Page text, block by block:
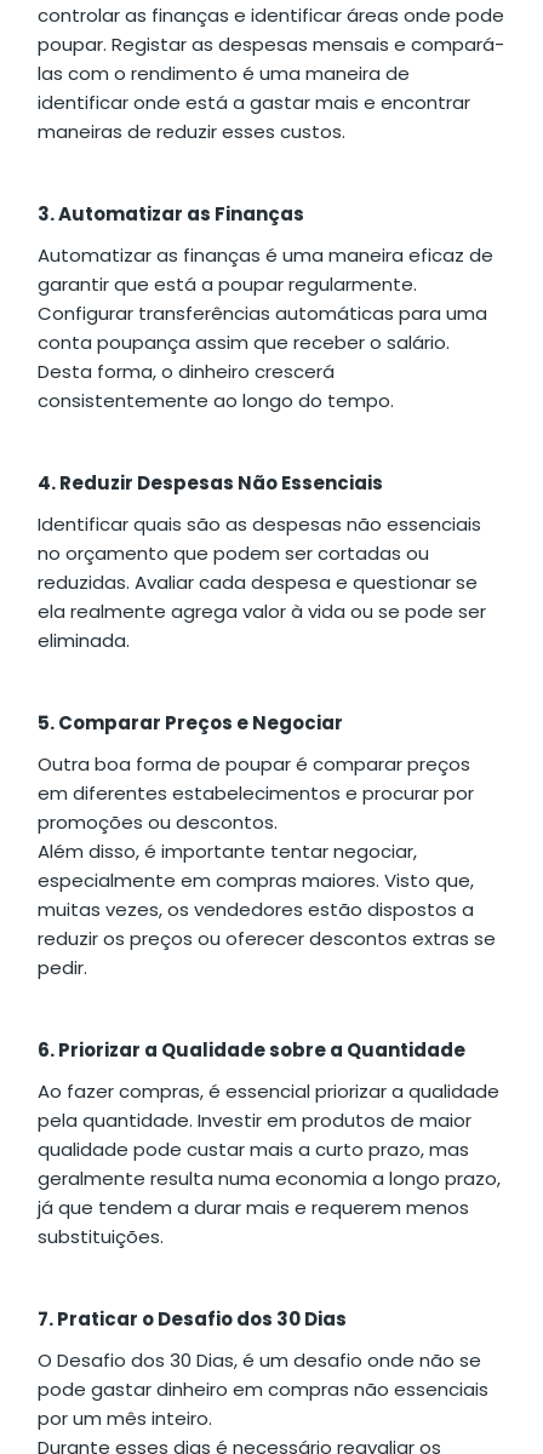
controlar as finanças e identificar áreas onde pode
poupar. Registar as despesas mensais e compará-
las com o rendimento é uma maneira de
identificar onde está a gastar mais e encontrar
maneiras de reduzir esses custos.
3. Automatizar as Finanças
Automatizar as finanças é uma maneira eficaz de
garantir que está a poupar regularmente.
Configurar transferências automáticas para uma
conta poupança assim que receber o salário.
Desta forma, o dinheiro crescerá
consistentemente ao longo do tempo.
4. Reduzir Despesas Não Essenciais
Identificar quais são as despesas não essenciais
no orçamento que podem ser cortadas ou
reduzidas. Avaliar cada despesa e questionar se
ela realmente agrega valor à vida ou se pode ser
eliminada.
5. Comparar Preços e Negociar
Outra boa forma de poupar é comparar preços
em diferentes estabelecimentos e procurar por
promoções ou descontos.
Além disso, é importante tentar negociar,
especialmente em compras maiores. Visto que,
muitas vezes, os vendedores estão dispostos a
reduzir os preços ou oferecer descontos extras se
pedir.
6. Priorizar a Qualidade sobre a Quantidade
Ao fazer compras, é essencial priorizar a qualidade
pela quantidade. Investir em produtos de maior
qualidade pode custar mais a curto prazo, mas
geralmente resulta numa economia a longo prazo,
já que tendem a durar mais e requerem menos
substituições.
7. Praticar o Desafio dos 30 Dias
O Desafio dos 30 Dias, é um desafio onde não se
pode gastar dinheiro em compras não essenciais
por um mês inteiro.
Durante esses dias é necessário reavaliar os